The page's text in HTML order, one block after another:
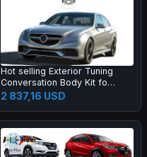
Hot selling Exterior Tuning
Conversation Body Kit fo
2009-2012 Auto Parts Car
2 837,16 USD